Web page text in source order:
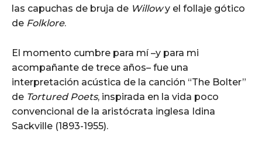
las capuchas de bruja de Willowy el follaje gótico
de Folklore.
El momento cumbre para mí –y para mi
acompañante de trece años– fue una
interpretación acústica de la canción “The Bolter”
de Tortured Poets, inspirada en la vida poco
convencional de la aristócrata inglesa Idina
Sackville (1893-1955).